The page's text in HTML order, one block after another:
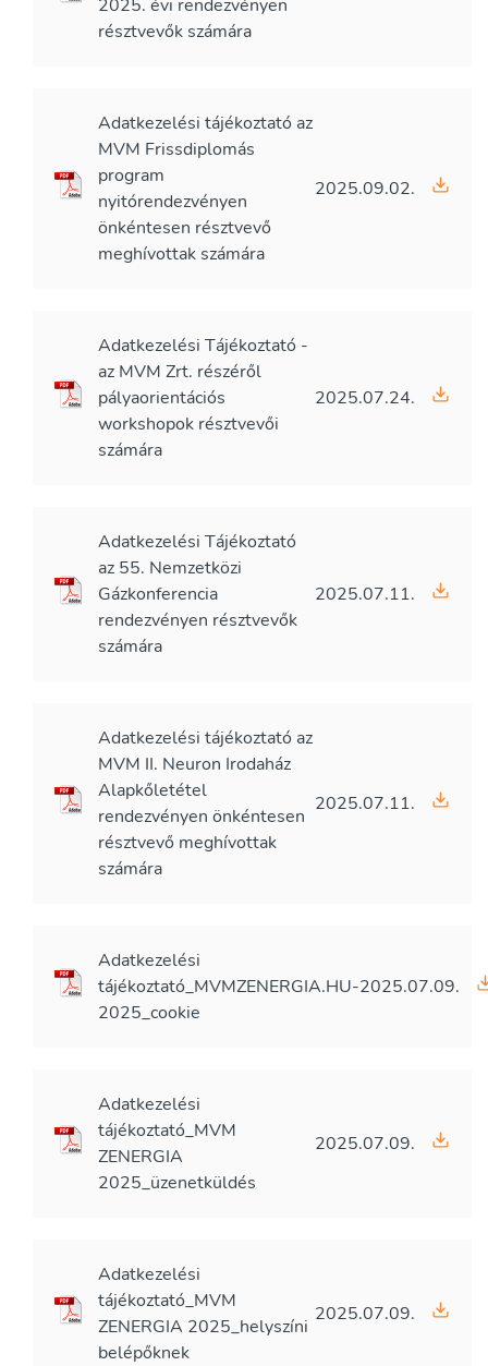
2025. évi rendezvényen
résztvevők számára
Adatkezelési tájékoztató az
MVM Frissdiplomás
program
nyitórendezvényen
önkéntesen résztvevő
meghívottak számára
2025.09.02.
Adatkezelési Tájékoztató -
az MVM Zrt. részéről
pályaorientációs
workshopok résztvevői
számára
2025.07.24.
Adatkezelési Tájékoztató
az 55. Nemzetközi
Gázkonferencia
rendezvényen résztvevők
számára
2025.07.11.
Adatkezelési tájékoztató az
MVM II. Neuron Irodaház
Alapkőletétel
rendezvényen önkéntesen
résztvevő meghívottak
számára
2025.07.11.
Adatkezelési
tájékoztató_MVMZENERGIA.HU-
2025_cookie
2025.07.09.
Adatkezelési
tájékoztató_MVM
ZENERGIA
2025_üzenetküldés
2025.07.09.
Adatkezelési
tájékoztató_MVM
ZENERGIA 2025_helyszíni
belépőknek
2025.07.09.